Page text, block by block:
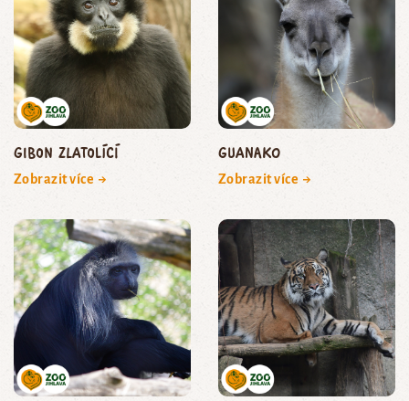
gibon zlatolící
Zobrazit více →
guanako
Zobrazit více →